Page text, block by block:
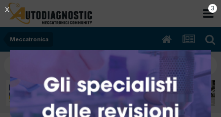
Meccatronica
2
X